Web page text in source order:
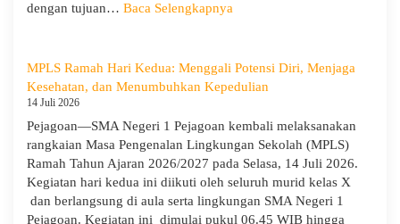
Pendidikan
dengan tujuan… Baca Selengkapnya
MPLS:
Meriah
Edukatif
MPLS Ramah Hari Kedua: Menggali Potensi Diri, Menjaga
Kesehatan, dan Menumbuhkan Kepedulian
14 Juli 2026
Pejagoan—SMA Negeri 1 Pejagoan kembali melaksanakan
rangkaian Masa Pengenalan Lingkungan Sekolah (MPLS)
Ramah Tahun Ajaran 2026/2027 pada Selasa, 14 Juli 2026.
Kegiatan hari kedua ini diikuti oleh seluruh murid kelas X
dan berlangsung di aula serta lingkungan SMA Negeri 1
Pejagoan. Kegiatan ini dimulai pukul 06.45 WIB hingga